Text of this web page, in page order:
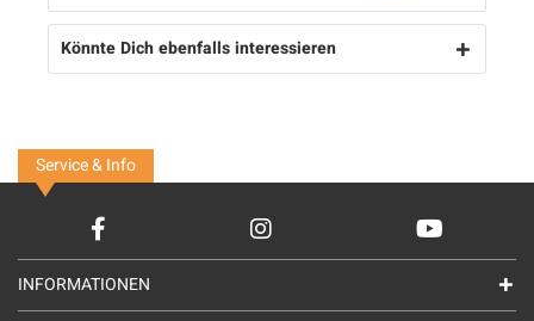
Könnte Dich ebenfalls interessieren
Service & Info
INFORMATIONEN